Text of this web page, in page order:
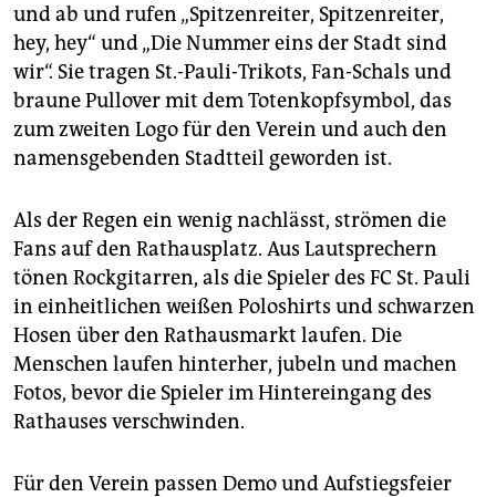
und ab und rufen „Spitzenreiter, Spitzenreiter,
hey, hey“ und „Die Nummer eins der Stadt sind
wir“. Sie tragen St.-Pauli-Trikots, Fan-Schals und
braune Pullover mit dem Totenkopfsymbol, das
zum zweiten Logo für den Verein und auch den
namensgebenden Stadtteil geworden ist.
Als der Regen ein wenig nachlässt, strömen die
Fans auf den Rathausplatz. Aus Lautsprechern
tönen Rockgitarren, als die Spieler des FC St. Pauli
in einheitlichen weißen Poloshirts und schwarzen
Hosen über den Rathausmarkt laufen. Die
Menschen laufen hinterher, jubeln und machen
Fotos, bevor die Spieler im Hintereingang des
Rathauses verschwinden.
Für den Verein passen Demo und Aufstiegsfeier